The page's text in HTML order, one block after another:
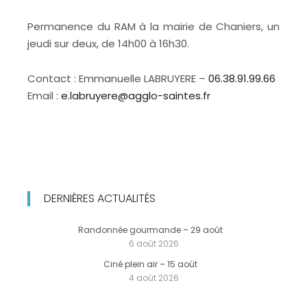
Permanence du RAM à la mairie de Chaniers, un
jeudi sur deux, de 14h00 à 16h30.
Contact : Emmanuelle LABRUYERE – 06.38.91.99.66
Email : e.labruyere@agglo-saintes.fr
DERNIÈRES ACTUALITÉS
Randonnée gourmande – 29 août
6 août 2026
Ciné plein air – 15 août
4 août 2026